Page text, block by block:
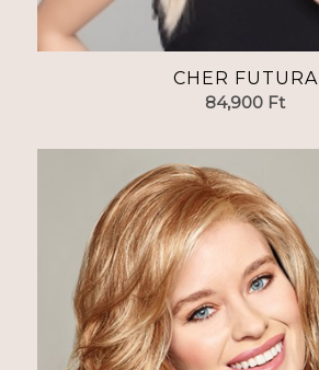
CHER FUTURA
84,900 Ft